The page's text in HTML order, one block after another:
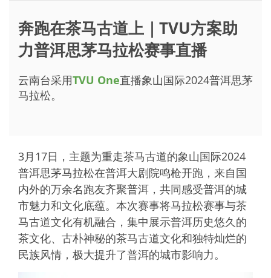
奔跑在茶马古道上｜TVU方案助
力普洱思茅马拉松赛事直播
云南台采用TVU One直播象山国际2024普洱思茅
马拉松。
3月17日，主题为重走茶马古道的象山国际2024
普洱思茅马拉松在普洱大剧院鸣枪开跑，来自国
内外的万余名跑友齐聚普洱，共同感受普洱的城
市魅力和文化底蕴。本次赛事将马拉松赛事与茶
马古道文化有机融合，集中展示普洱历史悠久的
茶文化、古朴神秘的茶马古道文化和独特灿烂的
民族风情，极大提升了普洱的城市影响力。